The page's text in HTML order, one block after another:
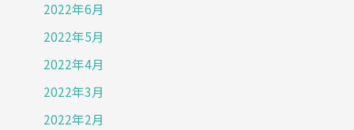
2022年6月
2022年5月
2022年4月
2022年3月
2022年2月